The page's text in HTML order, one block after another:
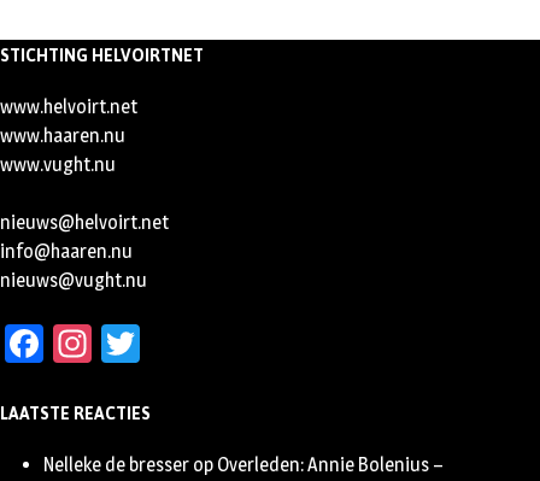
STICHTING HELVOIRTNET
www.helvoirt.net
www.haaren.nu
www.vught.nu
nieuws@helvoirt.net
info@haaren.nu
nieuws@vught.nu
Facebook
Instagram
LAATSTE REACTIES
Nelleke de bresser op Overleden: Annie Bolenius –